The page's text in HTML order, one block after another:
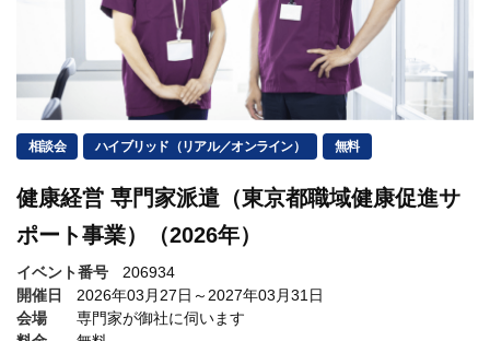
相談会 ハイブリッド（リアル／オンライン） 無料
健康経営 専門家派遣（東京都職域健康促進サ
ポート事業）（2026年）
イベント番号
206934
開催日
2026年03月27日～2027年03月31日
会場
専門家が御社に伺います